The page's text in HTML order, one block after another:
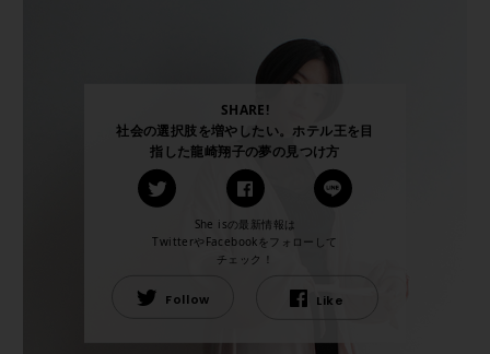
SHARE!
社会の選択肢を増やしたい。ホテル王を目
指した龍崎翔子の夢の見つけ方
She isの最新情報は
TwitterやFacebookをフォローして
チェック！
Follow Like